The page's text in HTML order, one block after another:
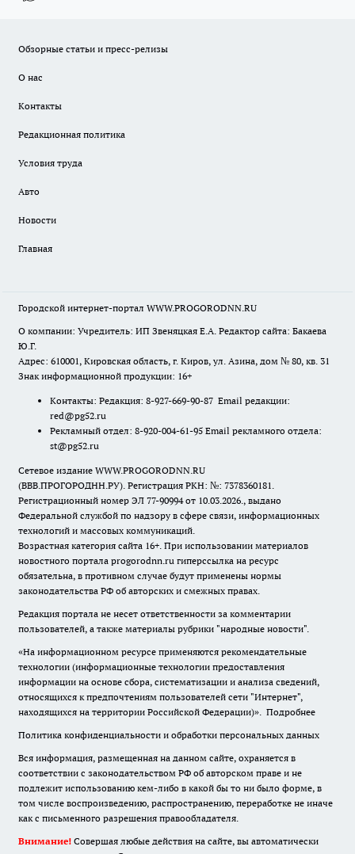
Обзорные статьи и пресс-релизы
О нас
Контакты
Редакционная политика
Условия труда
Авто
Новости
Главная
Городской интернет-портал WWW.PROGORODNN.RU
О компании: Учредитель: ИП Звеняцкая Е.А. Редактор сайта: Бакаева
Ю.Г.
Адрес: 610001, Кировская область, г. Киров, ул. Азина, дом № 80, кв. 31
Знак информационной продукции: 16+
Контакты: Редакция: 8-927-669-90-87 Email редакции:
red@pg52.ru
Рекламный отдел: 8-920-004-61-95 Email рекламного отдела:
st@pg52.ru
Сетевое издание WWW.PROGORODNN.RU
(ВВВ.ПРОГОРОДНН.РУ). Регистрация РКН: №: 7378360181.
Регистрационный номер ЭЛ 77-90994 от 10.03.2026., выдано
Федеральной службой по надзору в сфере связи, информационных
технологий и массовых коммуникаций.
Возрастная категория сайта 16+. При использовании материалов
новостного портала progorodnn.ru гиперссылка на ресурс
обязательна, в противном случае будут применены нормы
законодательства РФ об авторских и смежных правах.
Редакция портала не несет ответственности за комментарии
пользователей, а также материалы рубрики "народные новости".
«На информационном ресурсе применяются рекомендательные
технологии (информационные технологии предоставления
информации на основе сбора, систематизации и анализа сведений,
относящихся к предпочтениям пользователей сети "Интернет",
находящихся на территории Российской Федерации)». Подробнее
Политика конфиденциальности и обработки персональных данных
Вся информация, размещенная на данном сайте, охраняется в
соответствии с законодательством РФ об авторском праве и не
подлежит использованию кем-либо в какой бы то ни было форме, в
том числе воспроизведению, распространению, переработке не иначе
как с письменного разрешения правообладателя.
Внимание! Совершая любые действия на сайте, вы автоматически